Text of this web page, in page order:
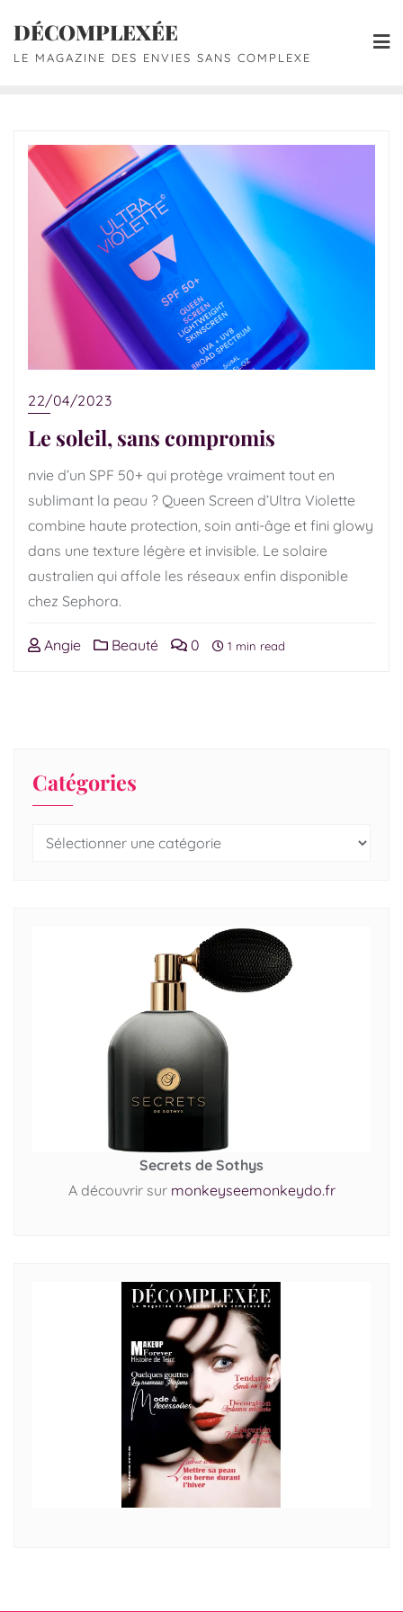
DÉCOMPLEXÉE
LE MAGAZINE DES ENVIES SANS COMPLEXE
22/04/2023
Le soleil, sans compromis
nvie d’un SPF 50+ qui protège vraiment tout en
sublimant la peau ? Queen Screen d’Ultra Violette
combine haute protection, soin anti-âge et fini glowy
dans une texture légère et invisible. Le solaire
australien qui affole les réseaux enfin disponible
chez Sephora.
Angie Beauté 0 1 min read
Catégories
Secrets de Sothys
A découvrir sur monkeyseemonkeydo.fr